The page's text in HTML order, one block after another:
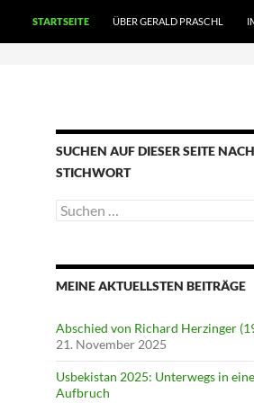
STARTSEITE ÜBER GERALD PRASCHL
SUCHEN AUF DIESER SEITE NACH
STICHWORT
Suche
nach:
MEINE AKTUELLSTEN BEITRÄGE
Abschied von Richard Herzinger
21. November 2025
Usbekistan 2025: Unterwegs in
Aufbruch